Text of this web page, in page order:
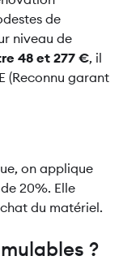
de
niveau de
48 et 277 €, il
(Reconnu garant
on applique
20%. Elle
du matériel.
?